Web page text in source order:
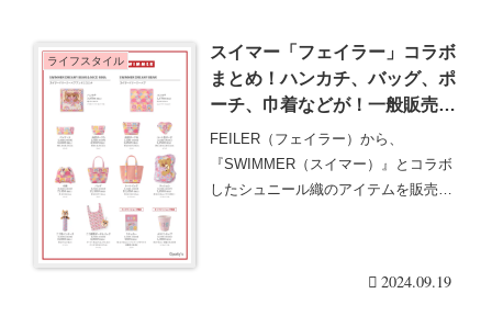
ライフスタイル
スイマー「フェイラー」コラボ
まとめ！ハンカチ、バッグ、ポ
ーチ、巾着などが！一般販売
も！販売方法、再販、追加販売
は？
FEILER（フェイラー）から、
『SWIMMER（スイマー）』とコラボ
したシュニール織のアイテムを販売
2024.09.19